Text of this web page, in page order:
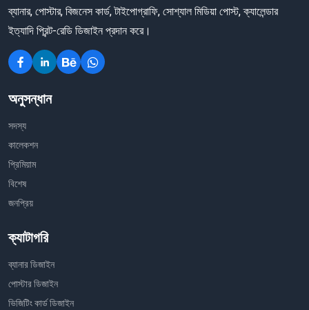
ব্যানার, পোস্টার, বিজনেস কার্ড, টাইপোগ্রাফি, সোশ্যাল মিডিয়া পোস্ট, ক্যালেন্ডার
ইত্যাদি প্রিন্ট-রেডি ডিজাইন প্রদান করে।
অনুসন্ধান
সদস্য
কালেকশন
প্রিমিয়াম
বিশেষ
জনপ্রিয়
ক্যাটাগরি
ব্যানার ডিজাইন
পোস্টার ডিজাইন
ভিজিটিং কার্ড ডিজাইন